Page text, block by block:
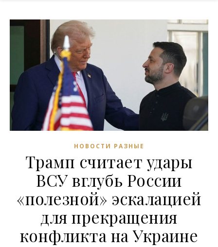
НОВОСТИ РАЗНЫЕ
Трамп считает удары
ВСУ вглубь России
«полезной» эскалацией
для прекращения
конфликта на Украине